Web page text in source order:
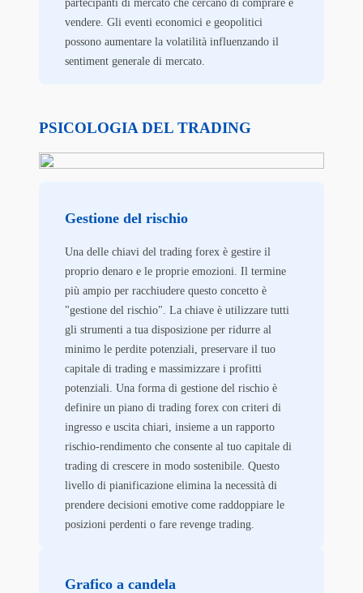
partecipanti di mercato che cercano di comprare e
vendere. Gli eventi economici e geopolitici
possono aumentare la volatilità influenzando il
sentiment generale di mercato.
PSICOLOGIA DEL TRADING
Gestione del rischio
Una delle chiavi del trading forex è gestire il
proprio denaro e le proprie emozioni. Il termine
più ampio per racchiudere questo concetto è
"gestione del rischio". La chiave è utilizzare tutti
gli strumenti a tua disposizione per ridurre al
minimo le perdite potenziali, preservare il tuo
capitale di trading e massimizzare i profitti
potenziali. Una forma di gestione del rischio è
definire un piano di trading forex con criteri di
ingresso e uscita chiari, insieme a un rapporto
rischio-rendimento che consente al tuo capitale di
trading di crescere in modo sostenibile. Questo
livello di pianificazione elimina la necessità di
prendere decisioni emotive come raddoppiare le
posizioni perdenti o fare revenge trading.
Grafico a candela